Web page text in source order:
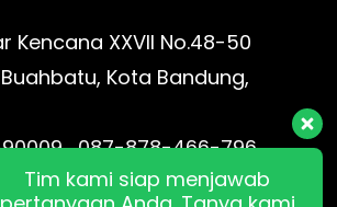
Kencana XXVII No.48-50
Kota Bandung,
, 087-878-466-796
Tim kami siap menjawab